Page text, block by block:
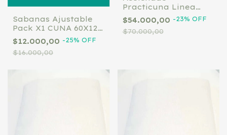
Sabanas Ajustable
Pack X1 CUNA 60X120
(Consultar
disponibilidad de
stock y diseño al
$12.000,00 -25% OFF
$16.000,00
Practicuna Linea
Bohemia
$54.000,00 -23% OFF
$70.000,00